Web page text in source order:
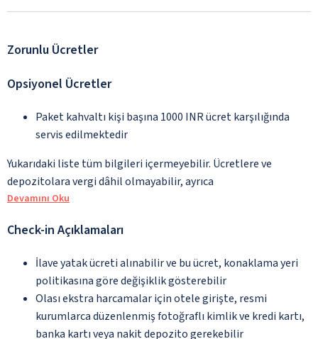
Zorunlu Ücretler
Opsiyonel Ücretler
Paket kahvaltı kişi başına 1000 INR ücret karşılığında
servis edilmektedir
Yukarıdaki liste tüm bilgileri içermeyebilir. Ücretlere ve
depozitolara vergi dâhil olmayabilir, ayrıca
Devamını Oku
Check-in Açıklamaları
İlave yatak ücreti alınabilir ve bu ücret, konaklama yeri
politikasına göre değişiklik gösterebilir
Olası ekstra harcamalar için otele girişte, resmi
kurumlarca düzenlenmiş fotoğraflı kimlik ve kredi kartı,
banka kartı veya nakit depozito gerekebilir